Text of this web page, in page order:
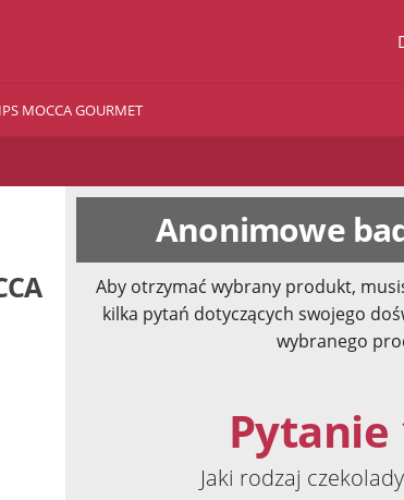
MOCCA GOURMET
Anonimowe
Aby otrzymać wybrany produkt,
kilka pytań dotyczących swojego
wybranego
Pytanie
Jaki rodzaj